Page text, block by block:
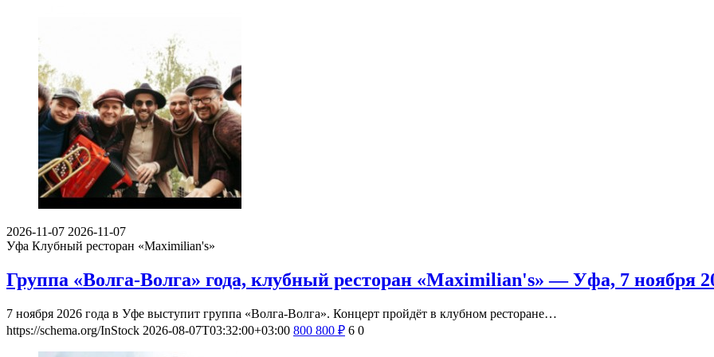
2026-11-07 2026-11-07
Уфа Клубный ресторан «Maximilian's»
Группа «Волга-Волга» года, клубный ресторан «Maximilian's» — Уфа, 7 ноября
7 ноября 2026 года в Уфе выступит группа «Волга-Волга». Концерт пройдёт в клубном ресторане…
https://schema.org/InStock 2026-08-07T03:32:00+03:00 800 800 ₽ 6 0